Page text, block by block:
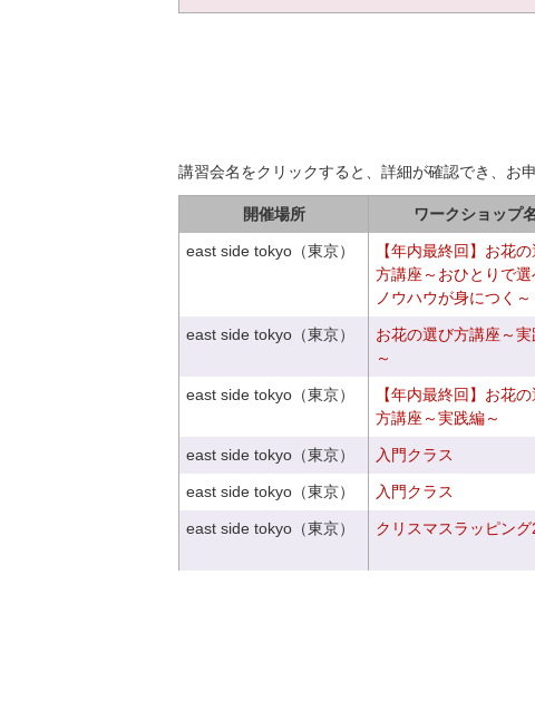
講習会名をクリックすると、詳細が確認でき、お
開催場所 ワークショップ
east side tokyo（東京）
【年内最終回】お花
方講座～おひとりで選
ノウハウが身につく～
east side tokyo（東京）
お花の選び方講座～
～
east side tokyo（東京）
【年内最終回】お花
方講座～実践編～
east side tokyo（東京） 入門クラス
east side tokyo（東京） 入門クラス
east side tokyo（東京） クリスマスラッピン